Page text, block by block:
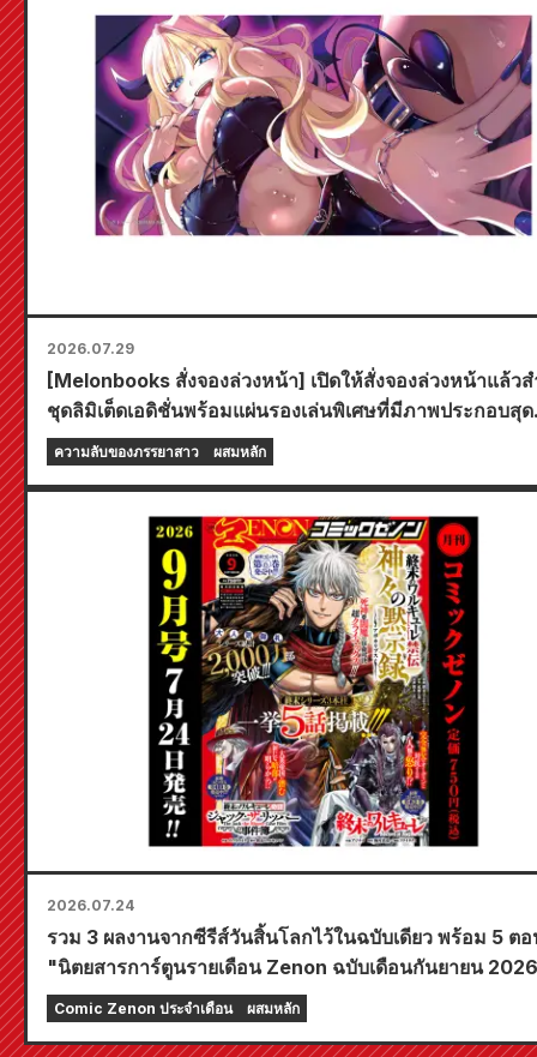
2026.07.29
[Melonbooks สั่งจองล่วงหน้า] เปิดให้สั่งจองล่วงหน้าแล้ว
ชุดลิมิเต็ดเอดิชั่นพร้อมแผ่นรองเล่นพิเศษที่มีภาพประกอบสุด
งดงามของฟูยูกิ โทโจ วาดโดยคุโด! เล่มที่ 6 ล่าสุดของ "ค
ของเจ้าสาวสาว" มีกำหนดวางจำหน่ายในวันที่ 20 ตุลาคม
ความลับของภรรยาสาว ผสมหลัก
2026.07.24
รวม 3 ผลงานจากซีรีส์วันสิ้นโลกไว้ในฉบับเดียว พร้อม 5 ต
"นิตยสารการ์ตูนรายเดือน Zenon ฉบับเดือนกันยายน
วางจำหน่ายวันที่ 24 กรกฎาคม!!
Comic Zenon ประจำเดือน ผสมหลัก